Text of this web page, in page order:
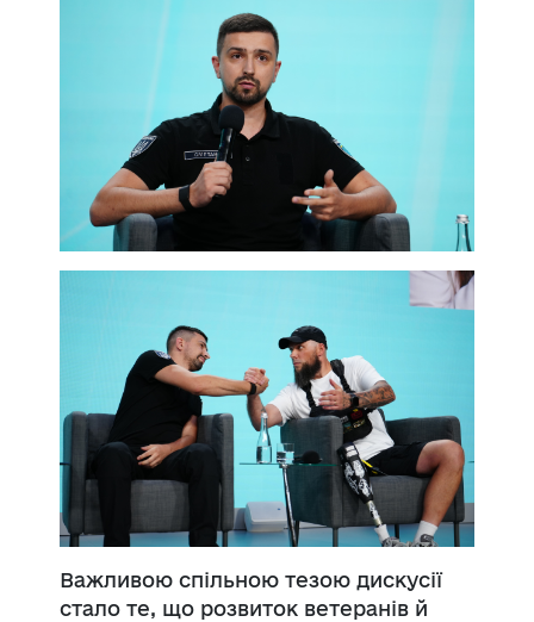
Важливою спільною тезою дискусії
стало те, що розвиток ветеранів й